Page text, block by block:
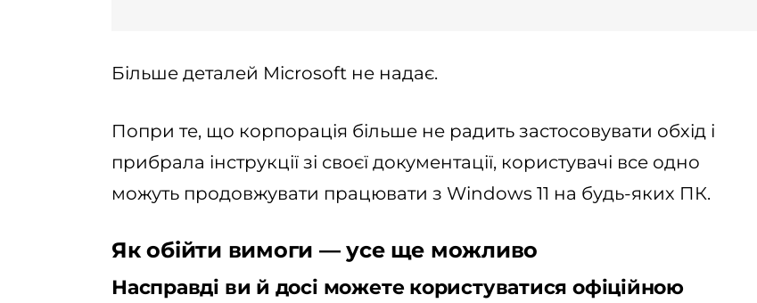
Більше деталей Microsoft не надає.
Попри те, що корпорація більше не радить застосовувати обхід і
прибрала інструкції зі своєї документації, користувачі все одно
можуть продовжувати працювати з Windows 11 на будь-яких ПК.
Як обійти вимоги — усе ще можливо
Насправді ви й досі можете користуватися офіційною